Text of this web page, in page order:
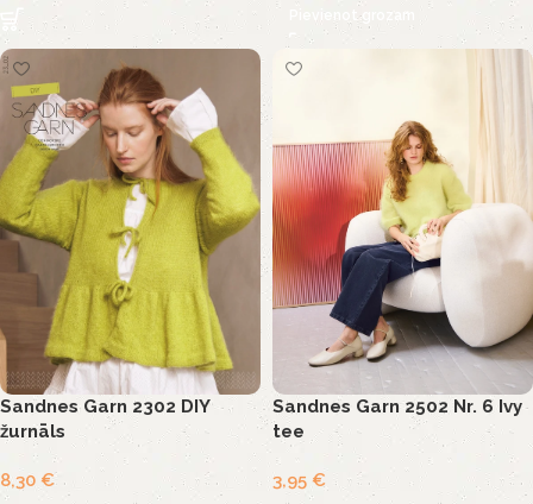
Pievienot grozam
Sandnes Garn 2302 DIY
žurnāls
8,30 €
Sandnes Garn 2502 Nr. 6 Ivy
tee
3,95 €